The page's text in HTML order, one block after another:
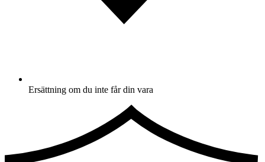
Ersättning om du inte får din vara